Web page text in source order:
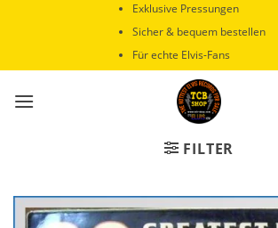
Exklusive Pressungen
Sicher & bequem bestellen
Für echte Elvis-Fans
FILTER